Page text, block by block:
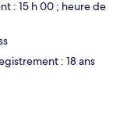
: 15 h 00 ; heure de
: 18 ans